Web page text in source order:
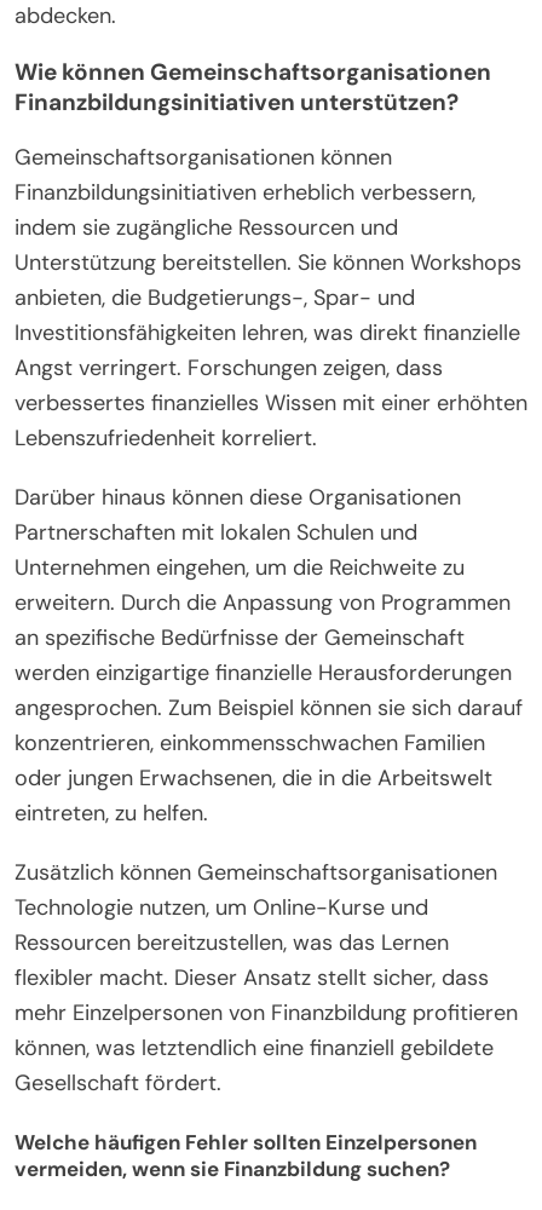
abdecken.
Wie können Gemeinschaftsorganisationen
Finanzbildungsinitiativen unterstützen?
Gemeinschaftsorganisationen können
Finanzbildungsinitiativen erheblich verbessern,
indem sie zugängliche Ressourcen und
Unterstützung bereitstellen. Sie können Workshops
anbieten, die Budgetierungs-, Spar- und
Investitionsfähigkeiten lehren, was direkt finanzielle
Angst verringert. Forschungen zeigen, dass
verbessertes finanzielles Wissen mit einer erhöhten
Lebenszufriedenheit korreliert.
Darüber hinaus können diese Organisationen
Partnerschaften mit lokalen Schulen und
Unternehmen eingehen, um die Reichweite zu
erweitern. Durch die Anpassung von Programmen
an spezifische Bedürfnisse der Gemeinschaft
werden einzigartige finanzielle Herausforderungen
angesprochen. Zum Beispiel können sie sich darauf
konzentrieren, einkommensschwachen Familien
oder jungen Erwachsenen, die in die Arbeitswelt
eintreten, zu helfen.
Zusätzlich können Gemeinschaftsorganisationen
Technologie nutzen, um Online-Kurse und
Ressourcen bereitzustellen, was das Lernen
flexibler macht. Dieser Ansatz stellt sicher, dass
mehr Einzelpersonen von Finanzbildung profitieren
können, was letztendlich eine finanziell gebildete
Gesellschaft fördert.
Welche häufigen Fehler sollten Einzelpersonen
vermeiden, wenn sie Finanzbildung suchen?